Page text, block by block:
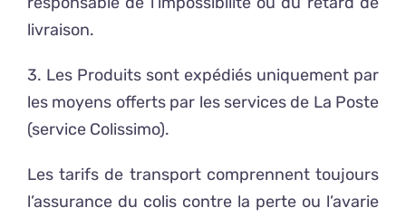
livraison.
3. Les Produits sont expédiés uniquement par
les moyens offerts par les services de La Poste
(service Colissimo).
Les tarifs de transport comprennent toujours
l’assurance du colis contre la perte ou l’avarie